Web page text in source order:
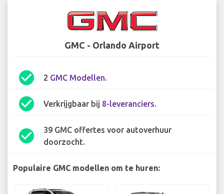
GMC - Orlando Airport
check_circle 2 GMC Modellen.
check_circle Verkrijgbaar bij 8-leveranciers.
check_circle
39 GMC offertes voor autoverhuur
doorzocht.
Populaire GMC modellen om te huren: